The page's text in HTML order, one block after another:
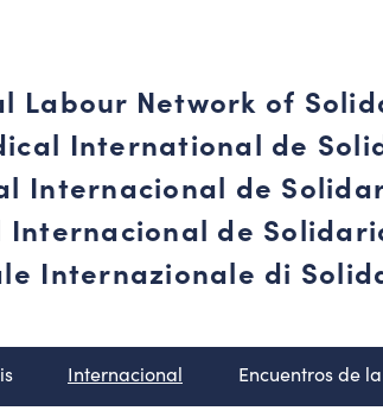
Labour Network of
International de
Internacional de
Internacional de
Internazionale di
Internacional Encuentros de